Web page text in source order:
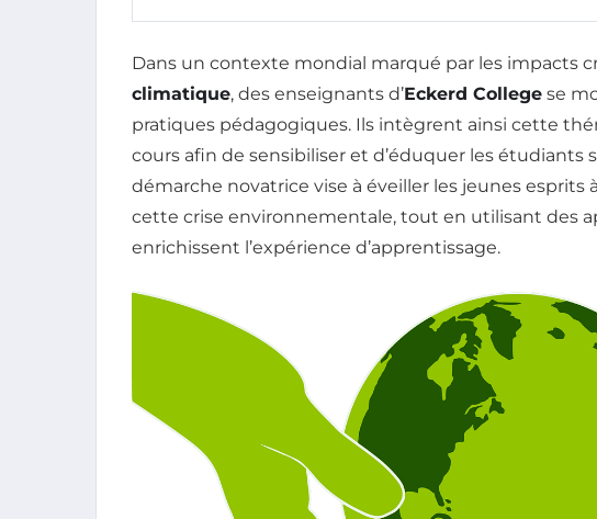
Dans un contexte mondial marqué par les impacts
climatique, des enseignants d’Eckerd College se
pratiques pédagogiques. Ils intègrent ainsi cette
cours afin de sensibiliser et d’éduquer les étudiants
démarche novatrice vise à éveiller les jeunes esprits
cette crise environnementale, tout en utilisant des
enrichissent l’expérience d’apprentissage.